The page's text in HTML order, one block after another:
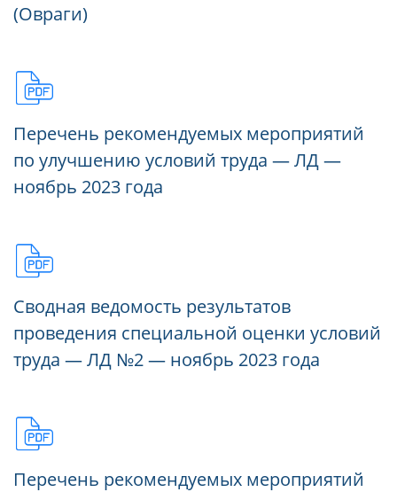
(Овраги)
Перечень рекомендуемых мероприятий
по улучшению условий труда — ЛД —
ноябрь 2023 года
Сводная ведомость результатов
проведения специальной оценки условий
труда — ЛД №2 — ноябрь 2023 года
Перечень рекомендуемых мероприятий